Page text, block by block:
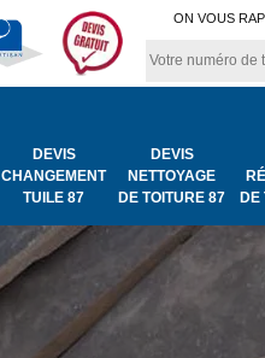
ON VOUS
DEVIS
CHANGEMENT
TUILE 87
DEVIS
NETTOYAGE
DE TOITURE 87
DE